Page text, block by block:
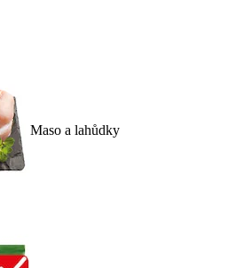
Maso a lahůdky